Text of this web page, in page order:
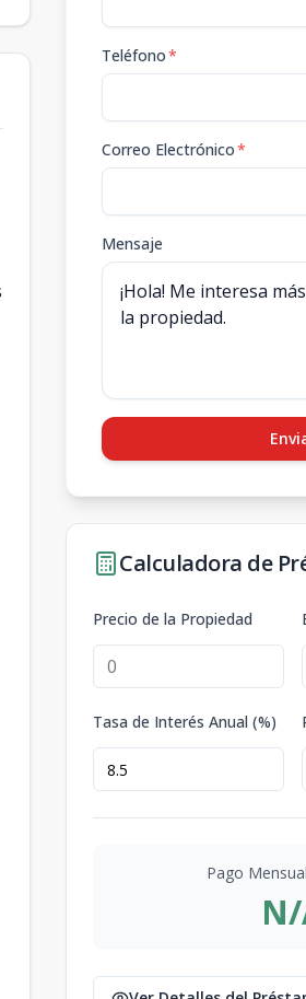
Teléfono*
Correo Electrónico*
Mensaje
Calculadora de
Precio de la Propiedad
Tasa de Interés Anual (%)
Pago